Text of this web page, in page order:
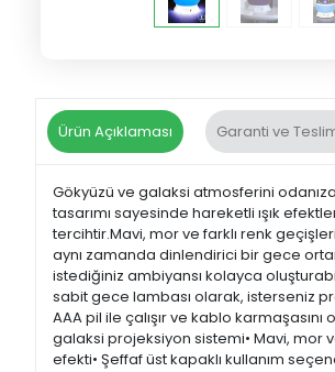
Ürün Açıklaması Garanti ve
Gökyüzü ve galaksi atmosferini
tasarımı sayesinde hareketli ışık
tercihtir.Mavi, mor ve farklı renk
aynı zamanda dinlendirici bir gece
istediğiniz ambiyansı kolayca
sabit gece lambası olarak, isterseniz
AAA pil ile çalışır ve kablo
galaksi projeksiyon sistemi• Mavi, mor
efekti• Şeffaf üst kapaklı kullanım